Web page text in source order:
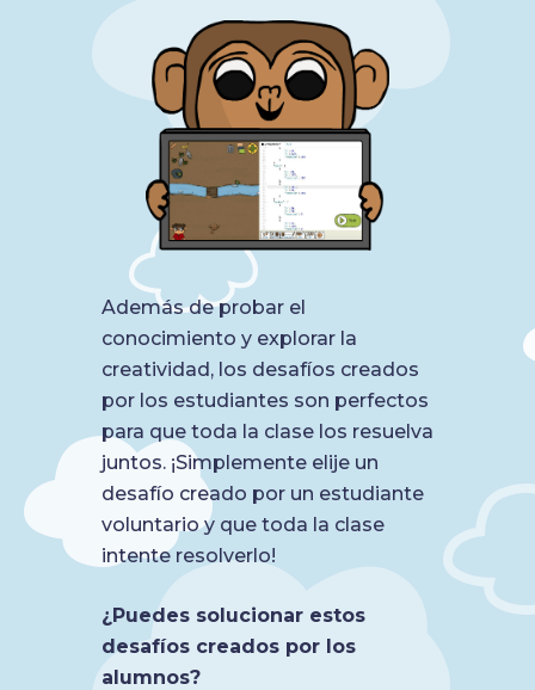
Además de probar el
conocimiento y explorar la
creatividad, los desafíos creados
por los estudiantes son perfectos
para que toda la clase los resuelva
juntos. ¡Simplemente elije un
desafío creado por un estudiante
voluntario y que toda la clase
intente resolverlo!
¿Puedes solucionar estos
desafíos creados por los
alumnos?